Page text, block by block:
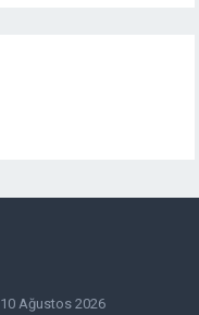
10 Ağustos 2026